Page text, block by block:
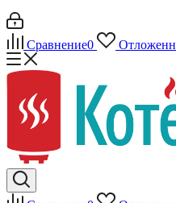
Сравнение0